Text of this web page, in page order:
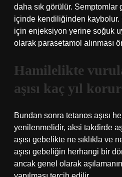
daha sık görülür.
içinde kendiliğinden kaybolur.
için enjeksiyon yerine soğuk
olarak parasetamol alınması
Hamilelikte
aşısı kaç yıl
Bundan sonra tetanos aşısı
yenilenmelidir, aksi takdirde
aşısı gebelikte ne sıklıkla ve
aşısı gebeliğin herhangi bir
ancak genel olarak